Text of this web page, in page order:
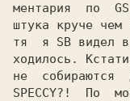
ментария  по
штука круче чем
тя  я SB видел
ходилось.
не  собираются
SPECCY?!  По